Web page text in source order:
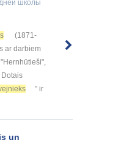
школы
(1871-
ar darbiem
” ir
un